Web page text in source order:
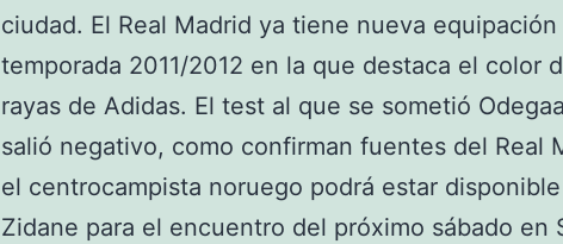
ciudad. El Real Madrid ya tiene nueva equipación
temporada 2011/2012 en la que destaca el color
rayas de Adidas. El test al que se sometió
salió negativo, como confirman fuentes del Real
el centrocampista noruego podrá estar
Zidane para el encuentro del próximo sábado en